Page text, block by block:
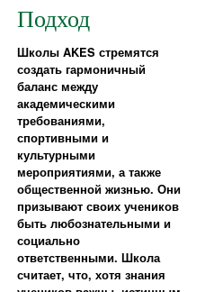
Подход
Школы AKES стремятся
создать гармоничный
баланс между
академическими
требованиями,
спортивными и
культурными
мероприятиями, а также
общественной жизнью. Они
призывают своих учеников
быть любознательными и
социально
ответственными. Школа
считает, что, хотя знания